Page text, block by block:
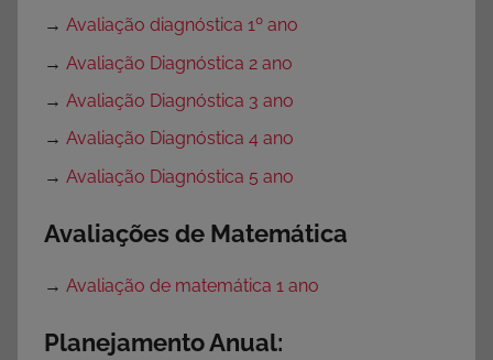
→ Avaliação diagnóstica 1º ano
→ Avaliação Diagnóstica 2 ano
→ Avaliação Diagnóstica 3 ano
→ Avaliação Diagnóstica 4 ano
→ Avaliação Diagnóstica 5 ano
Avaliações de Matemática
→ Avaliação de matemática 1 ano
Planejamento Anual: